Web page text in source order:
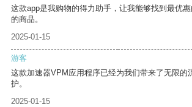
这款app是我购物的得力助手，让我能够找到最优
的商品。
2025-01-15
游客
这款加速器VPM应用程序已经为我们带来了无限的
护。
2025-01-15